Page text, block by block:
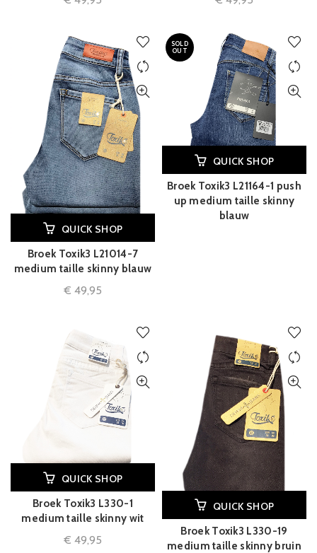
QUICK SHOP
Broek Toxik3 L21014-7
medium taille skinny blauw
€ 49,95
SOLD
OUT
QUICK SHOP
Broek Toxik3 L21164-1 push
up medium taille skinny
blauw
QUICK SHOP
Broek Toxik3 L330-1
medium taille skinny wit
€ 49,95
QUICK SHOP
Broek Toxik3 L330-19
medium taille skinny bruin